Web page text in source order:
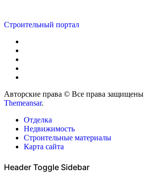
Строительный портал
Авторские права © Все права защищены
Themeansar.
Отделка
Недвижимость
Строительные материалы
Карта сайта
Header Toggle Sidebar